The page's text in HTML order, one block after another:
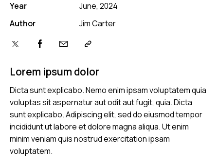
Lorem ipsum dolor
Dicta sunt explicabo. Nemo enim ipsam voluptatem quia
voluptas sit aspernatur aut odit aut fugit, quia. Dicta
sunt explicabo. Adipiscing elit, sed do eiusmod tempor
incididunt ut labore et dolore magna aliqua. Ut enim
minim veniam quis nostrud exercitation ipsam
voluptatem.
Year
June, 2024
Author
Jim Carter